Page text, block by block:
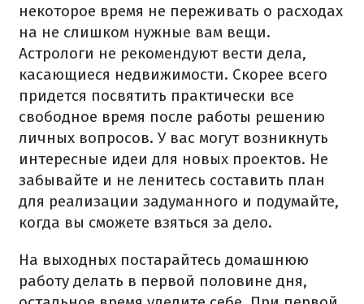
некоторое время не переживать о расходах
на не слишком нужные вам вещи.
Астрологи не рекомендуют вести дела,
касающиеся недвижимости. Скорее всего
придется посвятить практически все
свободное время после работы решению
личных вопросов. У вас могут возникнуть
интересные идеи для новых проектов. Не
забывайте и не ленитесь составить план
для реализации задуманного и подумайте,
когда вы сможете взяться за дело.
На выходных постарайтесь домашнюю
работу делать в первой половине дня,